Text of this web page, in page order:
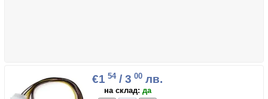
€1 54/ 3 00 лв.
на склад: да